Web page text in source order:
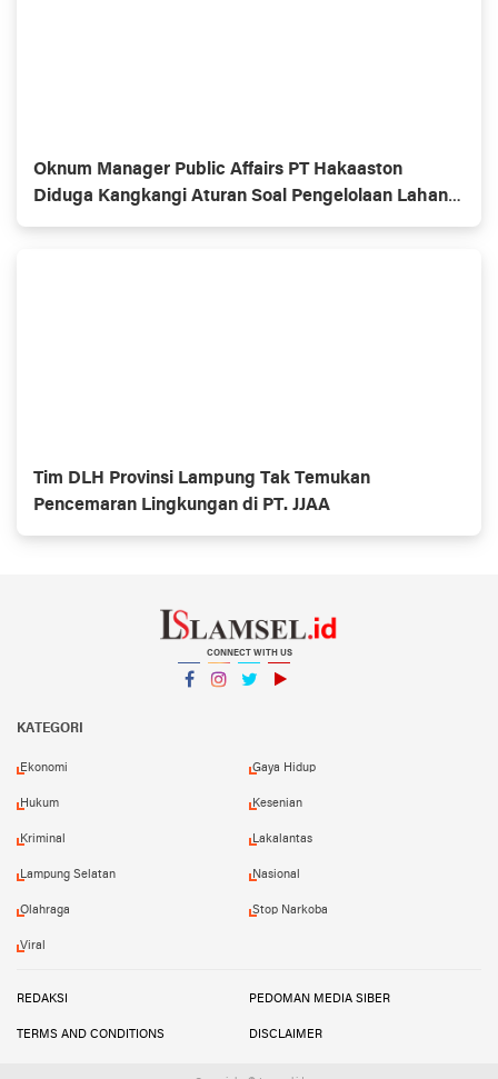
Oknum Manager Public Affairs PT Hakaaston
Diduga Kangkangi Aturan Soal Pengelolaan Lahan
Tol
Tim DLH Provinsi Lampung Tak Temukan
Pencemaran Lingkungan di PT. JJAA
CONNECT WITH US
KATEGORI
Ekonomi Gaya Hidup
Hukum Kesenian
Kriminal Lakalantas
Lampung Selatan Nasional
Olahraga Stop Narkoba
Viral
REDAKSI PEDOMAN MEDIA SIBER
TERMS AND CONDITIONS DISCLAIMER